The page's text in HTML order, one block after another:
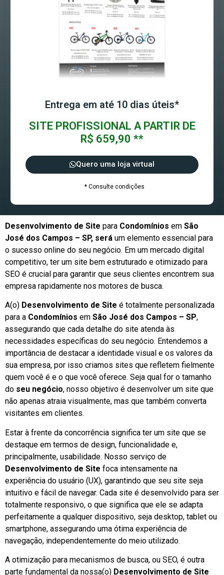
Entrega em até 10 dias úteis*
SITE PROFISSIONAL A PARTIR DE
R$ 659,90 **
Quero uma loja virtual
* Consulte condições
Desenvolvimento de Site para Condomínios em São
José dos Campos – SP, será um elemento essencial para
o sucesso online do seu negócio. Em um mercado digital
competitivo, ter um site bem estruturado e otimizado para
SEO é crucial para garantir que seus clientes encontrem sua
empresa rapidamente nos motores de busca.
A(o) Desenvolvimento de Site é totalmente personalizada
para a Condomínios em São José dos Campos – SP,
assegurando que cada detalhe do site atenda às
necessidades específicas do seu negócio. Entendemos a
importância de destacar a identidade visual e os valores da
sua empresa, por isso criamos sites que refletem fielmente
quem você é e o que você oferece. Seja qual for o tamanho
do seu negócio, nosso objetivo é desenvolver um site que
não apenas atraia visualmente, mas que também converta
visitantes em clientes.
Estar à frente da concorrência significa ter um site que se
destaque em termos de design, funcionalidade e,
principalmente, usabilidade. Nosso serviço de
Desenvolvimento de Site foca intensamente na
experiência do usuário (UX), garantindo que seu site seja
intuitivo e fácil de navegar. Cada site é desenvolvido para ser
totalmente responsivo, o que significa que ele se adapta
perfeitamente a qualquer dispositivo, seja desktop, tablet ou
smartphone, assegurando uma ótima experiência de
navegação, independentemente do meio utilizado.
A otimização para mecanismos de busca, ou SEO, é outra
parte fundamental da nossa(o) Desenvolvimento de Site